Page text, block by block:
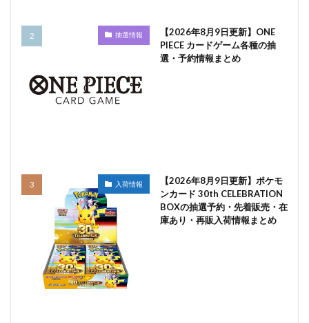
抽選情報
【2026年8月9日更新】ONE
PIECE カードゲーム各種の抽
選・予約情報まとめ
入荷情報
【2026年8月9日更新】ポケモ
ンカード 30th CELEBRATION
BOXの抽選予約・先着販売・在
庫あり・再販入荷情報まとめ